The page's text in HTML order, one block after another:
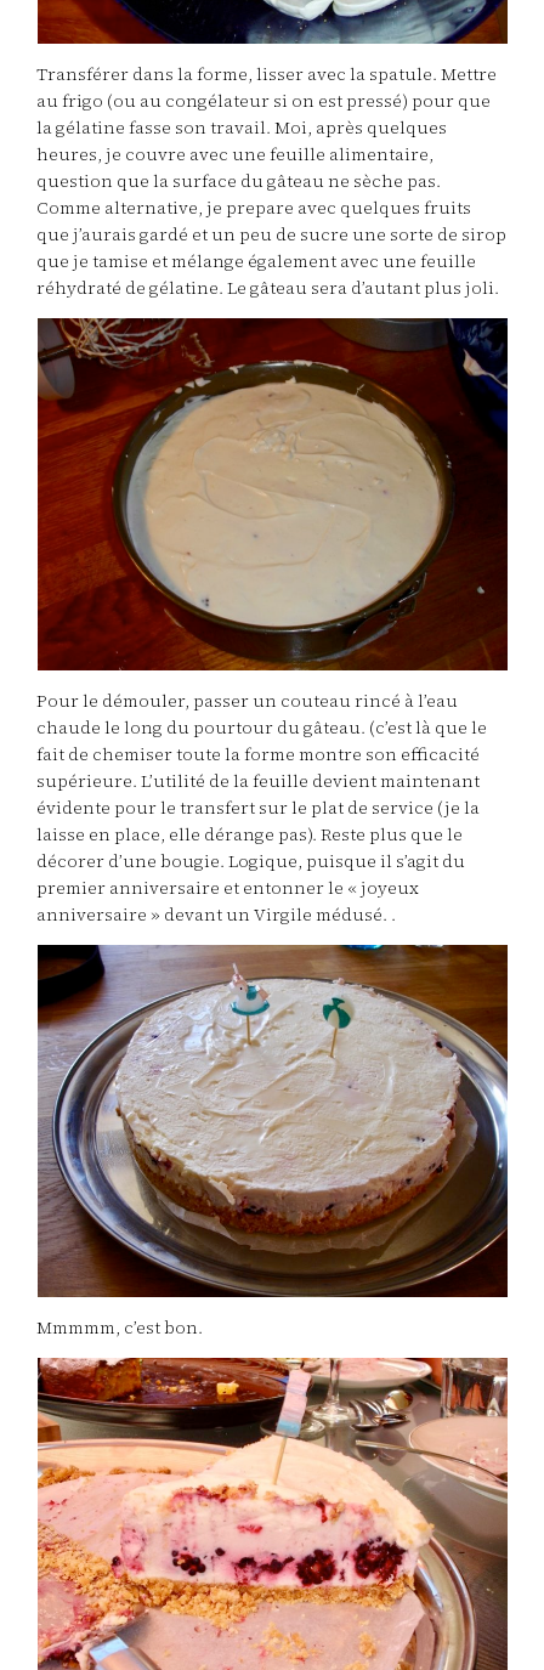
Transférer dans la forme, lisser avec la spatule. Mettre
au frigo (ou au congélateur si on est pressé) pour que
la gélatine fasse son travail. Moi, après quelques
heures, je couvre avec une feuille alimentaire,
question que la surface du gâteau ne sèche pas.
Comme alternative, je prepare avec quelques fruits
que j’aurais gardé et un peu de sucre une sorte de sirop
que je tamise et mélange également avec une feuille
réhydraté de gélatine. Le gâteau sera d’autant plus joli.
Pour le démouler, passer un couteau rincé à l’eau
chaude le long du pourtour du gâteau. (c’est là que le
fait de chemiser toute la forme montre son efficacité
supérieure. L’utilité de la feuille devient maintenant
évidente pour le transfert sur le plat de service (je la
laisse en place, elle dérange pas). Reste plus que le
décorer d’une bougie. Logique, puisque il s’agit du
premier anniversaire et entonner le « joyeux
anniversaire » devant un Virgile médusé. .
Mmmmm, c’est bon.